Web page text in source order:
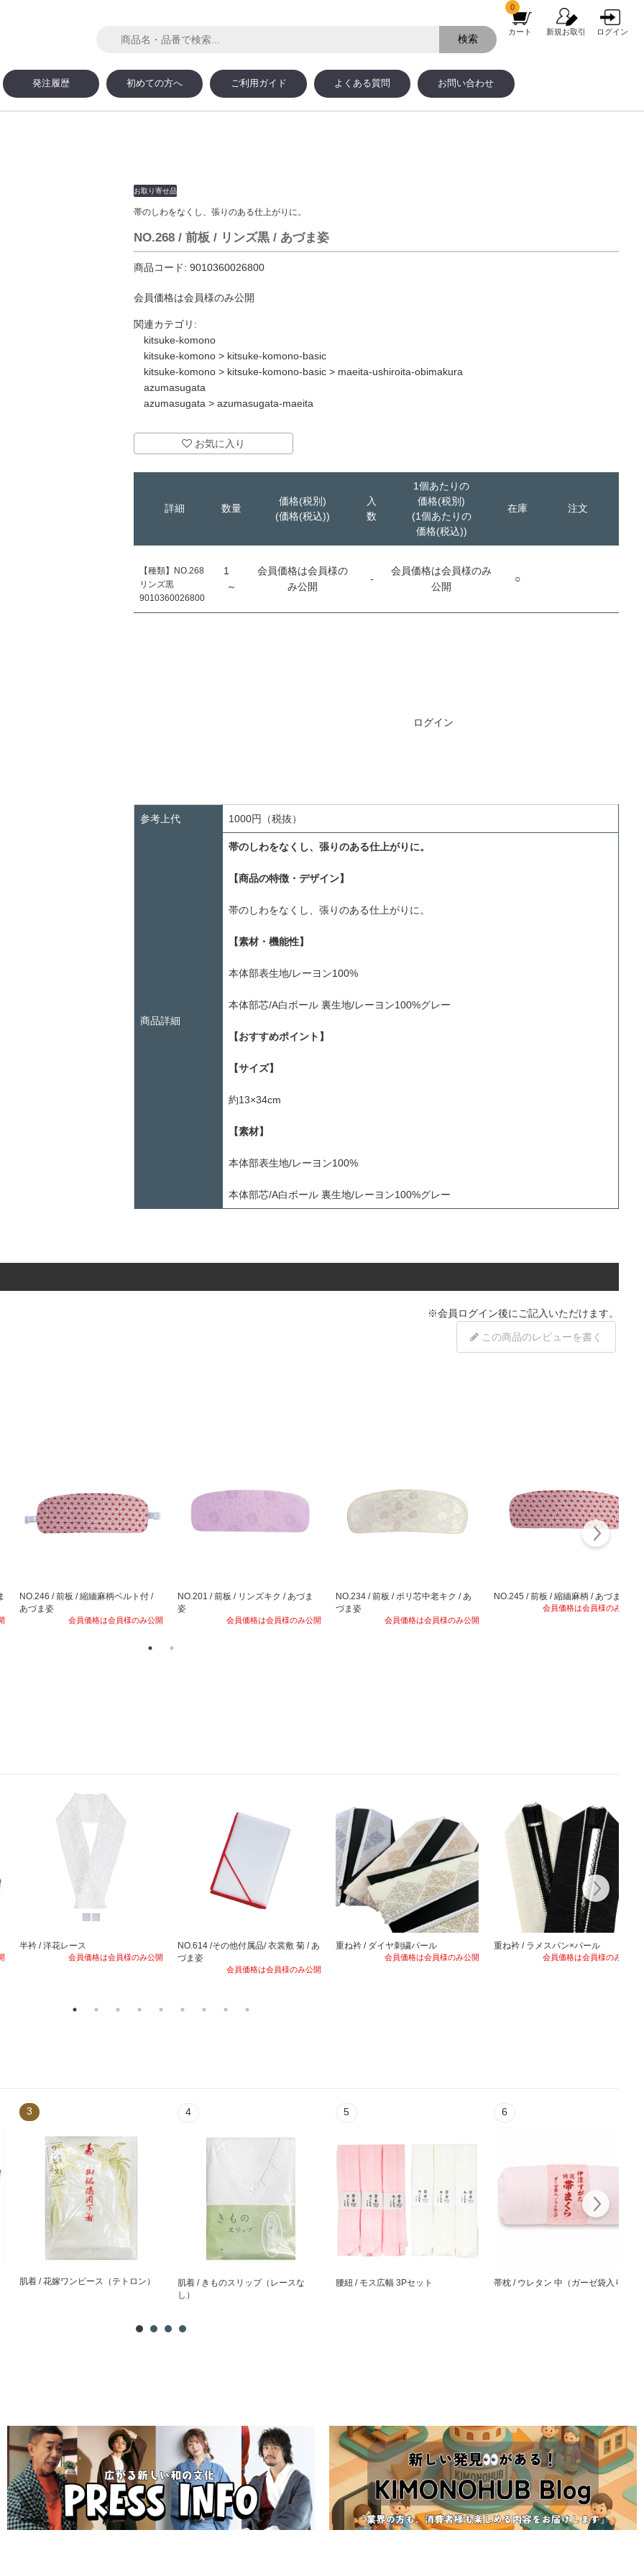
0
カート 新規お取引 ログイン
発注履歴 初めての方へ ご利用ガイド よくある質問 お問い合わせ
お取り寄せ品
帯のしわをなくし、張りのある仕上がりに。
NO.268 / 前板 / リンズ黒 / あづま姿
商品コード: 9010360026800
会員価格は会員様のみ公開
関連カテゴリ:
kitsuke-komono
kitsuke-komono> kitsuke-komono-basic
kitsuke-komono> kitsuke-komono-basic> maeita-ushiroita-obimakura
azumasugata
azumasugata > azumasugata-maeita
お気に入り
詳細 数量
価格(税別)
(価格(税込))
入
数
1個あたりの
価格(税別)
(1個あたりの
価格(税込))
在庫 注文
【種類】NO.268
リンズ黒
9010360026800
1
～
会員価格は会員様の
み公開
-
会員価格は会員様のみ
公開
○
ログイン
参考上代 1000円（税抜）
商品詳細
帯のしわをなくし、張りのある仕上がりに。
【商品の特徴・デザイン】
帯のしわをなくし、張りのある仕上がりに。
【素材・機能性】
本体部表生地/レーヨン100%
本体部芯/A白ボール 裏生地/レーヨン100%グレー
【おすすめポイント】
【サイズ】
約13×34cm
【素材】
本体部表生地/レーヨン100%
本体部芯/A白ボール 裏生地/レーヨン100%グレー
※会員ログイン後にご記入いただけます。
この商品のレビューを書く
NO.246 / 前板 / 縮緬麻柄ベルト付 /
あづま姿
会員価格は会員様のみ公開
NO.201 / 前板 / リンズキク / あづま
姿
会員価格は会員様のみ公開
NO.234 / 前板 / ポリ芯中老キク / あ
づま姿
会員価格は会員様のみ公開
NO.245 / 前板 / 縮緬麻柄 / あづま姿
会員価格は会員様のみ公開
半衿 / 洋花レース
会員価格は会員様のみ公開
NO.614 /その他付属品/ 衣裳敷 菊 / あ
づま姿
会員価格は会員様のみ公開
重ね衿 / ダイヤ刺繍パール
会員価格は会員様のみ公開
重ね衿 / ラメスパン×パール
会員価格は会員様のみ公開
3
肌着 / 花嫁ワンピース（テトロン）
4
肌着 / きものスリップ（レースな
し）
5
腰紐 / モス広幅 3Pセット
6
帯枕 / ウレタン 中（ガーゼ袋入り）